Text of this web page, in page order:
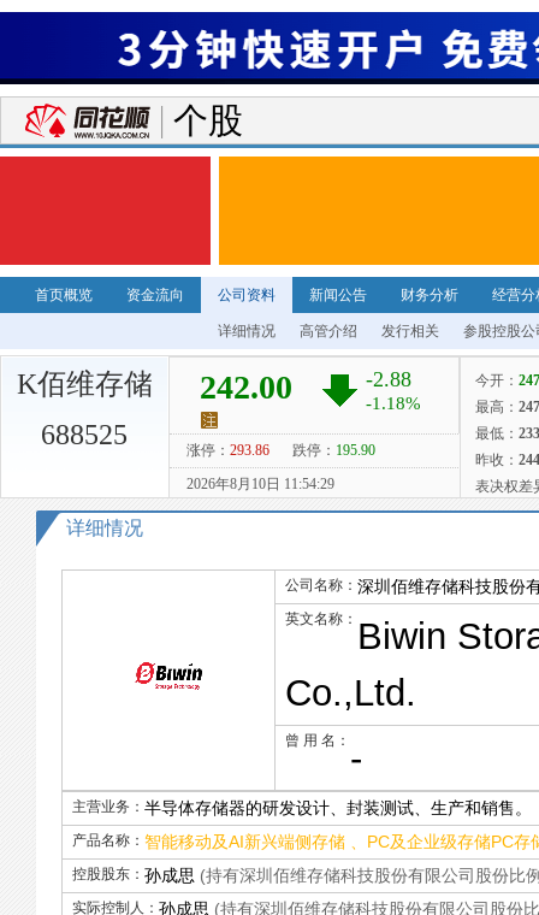
个股
首页概览 资金流向 公司资料 新闻公告 财务分析 经营分
详细情况 高管介绍 发行相关 参股控股公
K佰维存储
688525